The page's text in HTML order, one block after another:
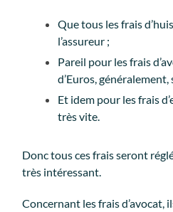
Que tous les frais
l’assureur ;
Pareil pour les frais
d’Euros, généralement,
Et idem pour les frais
très vite.
Donc tous ces frais seront
très intéressant.
Concernant les frais d’avocat,